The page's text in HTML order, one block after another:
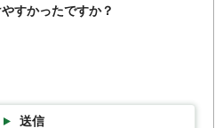
すかったですか？
送信